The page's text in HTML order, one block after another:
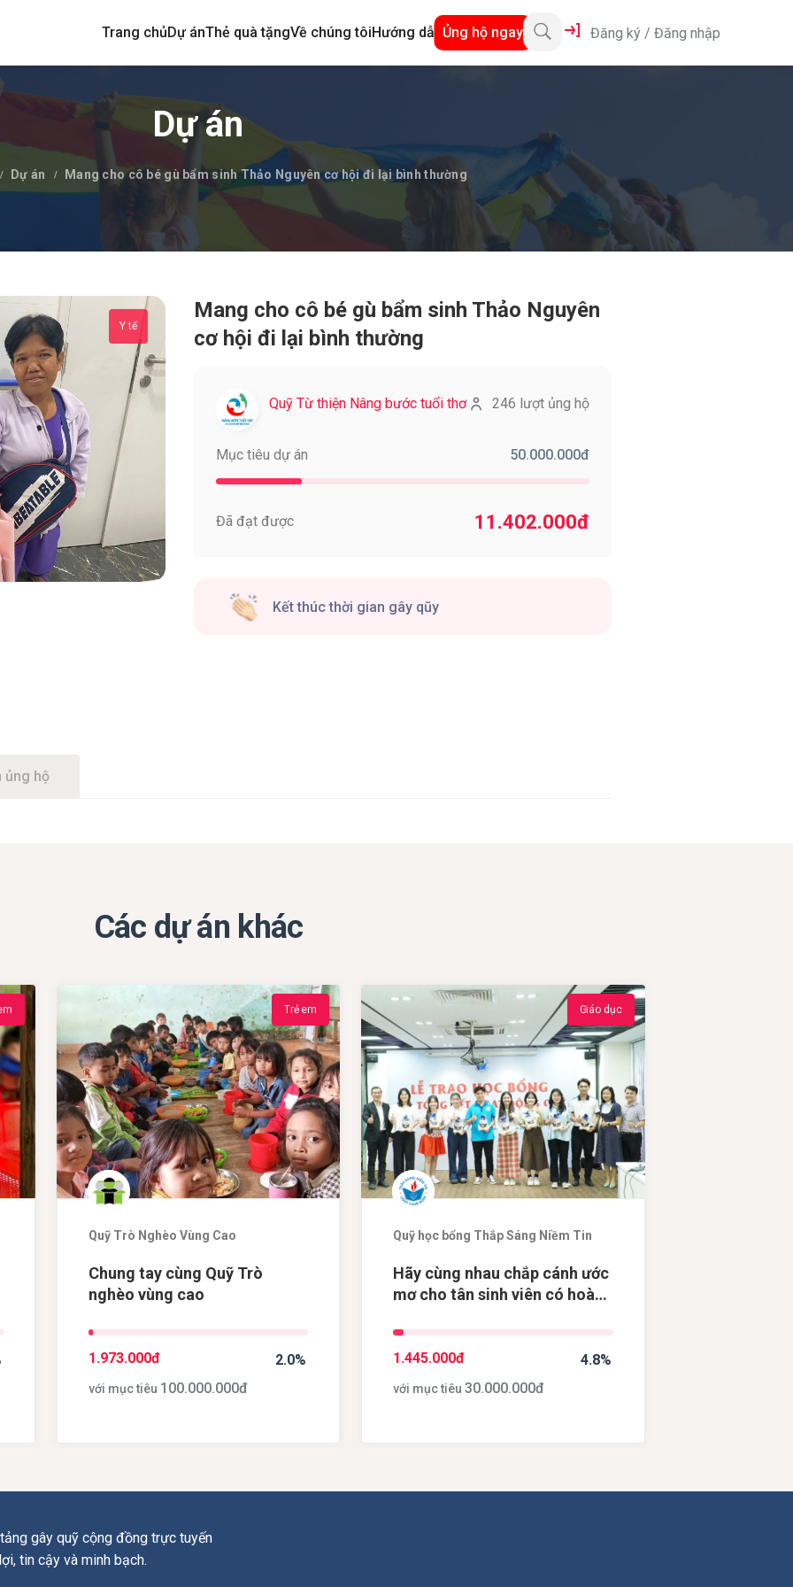
Trang chủDự ánThẻ quà tặngVề chúng tôiHướng dẫn Ủng hộ ngay Đăng ký / Đăng nhập
Dự án
Dự án Mang cho cô bé gù bẩm sinh Thảo Nguyên cơ hội đi lại bình thường
Y tế
Mang cho cô bé gù bẩm sinh Thảo Nguyên
cơ hội đi lại bình thường
Quỹ Từ thiện Nâng bước tuổi thơ 246 lượt ủng hộ
Mục tiêu dự án 50.000.000đ
Đã đạt được 11.402.000đ
Kết thúc thời gian gây qũy
ủng hộ
Các dự án khác
Trẻ em
Quỹ Trò Nghèo Vùng Cao
Chung tay cùng Quỹ Trò
nghèo vùng cao
2.0%
1.973.000đ
với mục tiêu 100.000.000đ
Giáo dục
Quỹ học bổng Thắp Sáng Niềm Tin
Hãy cùng nhau chắp cánh ước
mơ cho tân sinh viên có hoàn
4.8%
1.445.000đ
với mục tiêu30.000.000đ
gây quỹ cộng đồng trực tuyến
tin cậy và minh bạch.